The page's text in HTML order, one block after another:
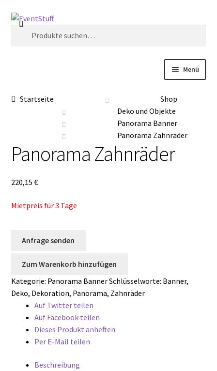
Zur
Navigation
Zum
Inhalt
Suche
Suche
Menü
Kasse
Mein Konto
Sample Page
Startseite
Shop
Deko und Objekte
Panorama Banner
Panorama Zahnräder
Panorama Zahnräder
220,15 €
Mietpreis für 3 Tage
Anfrage senden
Zum Warenkorb hinzufügen
Kategorie: Panorama BannerSchlüsselworte: Banner,
Deko, Dekoration, Panorama, Zahnräder
Auf Twitter teilen
Auf Facebook teilen
Dieses Produkt anheften
Per E-Mail teilen
Beschreibung